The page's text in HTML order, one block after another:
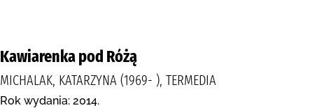
Kawiarenka pod Różą
MICHALAK, KATARZYNA (1969- ), TERMEDIA
Rok wydania: 2014.